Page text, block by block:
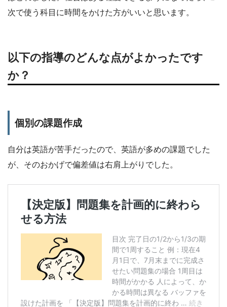
次で使う科目に時間をかけた方がいいと思います。
以下の指導のどんな点がよかったです
か？
個別の課題作成
自分は英語が苦手だったので、英語が多めの課題でした
が、そのおかげで偏差値は右肩上がりでした。